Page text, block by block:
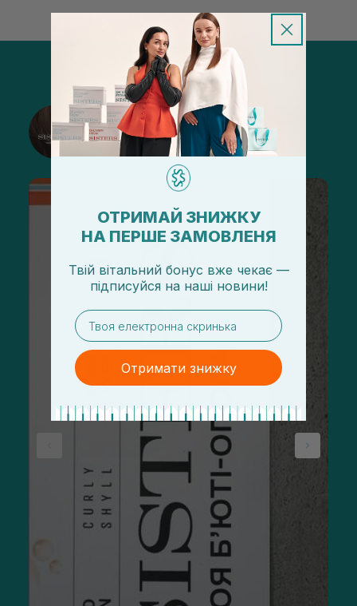
@sisters_stelmakh в Instagram
Подписаться
ОТРИМАЙ ЗНИЖКУ
НА ПЕРШЕ ЗАМОВЛЕНЯ
Твій вітальний бонус вже чекає —
підписуйся на наші новини!
email
Отримати знижку